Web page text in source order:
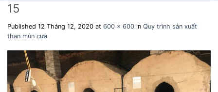
15
Published 12 Tháng 12, 2020 at 600 × 600 in Quy trình sản xuất
than mùn cưa